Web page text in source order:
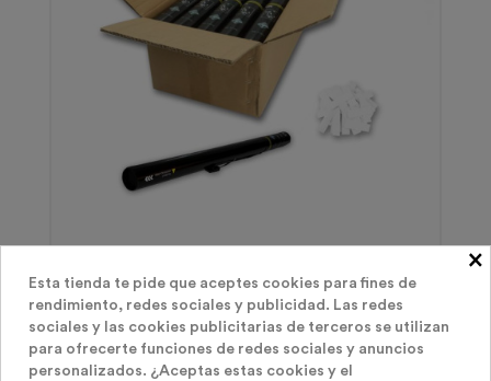
10 CAÑONES CONFETI ELÉCTRICOS 80 CM
Precio
90,00 €
×
Esta tienda te pide que aceptes cookies para fines de
rendimiento, redes sociales y publicidad. Las redes
sociales y las cookies publicitarias de terceros se utilizan
para ofrecerte funciones de redes sociales y anuncios
personalizados. ¿Aceptas estas cookies y el